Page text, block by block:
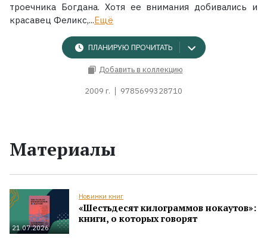
троечника Богдана. Хотя ее внимания добивались и
красавец Феликс,...Ещё
ПЛАНИРУЮ ПРОЧИТАТЬ
Добавить в коллекцию
2009 г. 9785699328710
Материалы
21.07.2026
Новинки книг
«Шестьдесят килограммов нокаутов»:
книги, о которых говорят